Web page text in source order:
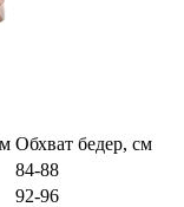
Обхват бедер, см
84-88
92-96